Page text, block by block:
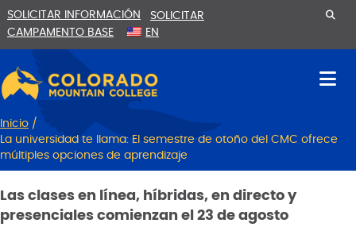
al
contenido
la
navegación
SOLICITAR INFORMACIÓN
SOLICITAR
CAMPAMENTO BASE
EN
Inicio /
La universidad te llama: El semestre de otoño del CMC ofrece
múltiples opciones de aprendizaje
Las clases en línea, híbridas, en directo y
presenciales comienzan el 23 de agosto